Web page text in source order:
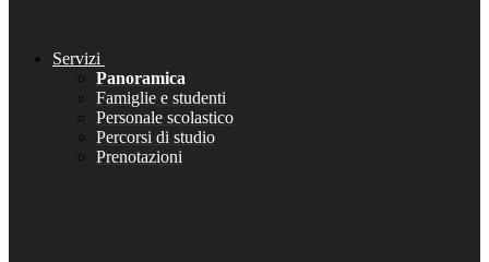
Servizi
Panoramica
Famiglie e studenti
Personale scolastico
Percorsi di studio
Prenotazioni